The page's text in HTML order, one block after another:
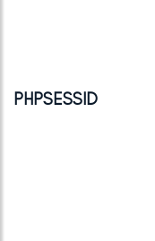
PHPSESSID